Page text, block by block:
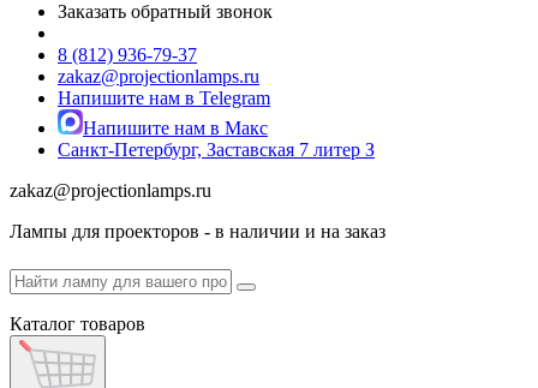
Заказать обратный звонок
8 (812) 936-79-37
zakaz@projectionlamps.ru
Напишите нам в Telegram
Напишите нам в Макс
Санкт-Петербург, Заставская 7 литер З
zakaz@projectionlamps.ru
Лампы для проекторов - в наличии и на заказ
Каталог товаров